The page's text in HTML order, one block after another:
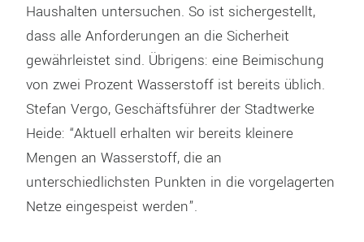
Haushalten untersuchen. So ist sichergestellt,
dass alle Anforderungen an die Sicherheit
gewährleistet sind. Übrigens: eine Beimischung
von zwei Prozent Wasserstoff ist bereits üblich.
Stefan Vergo, Geschäftsführer der Stadtwerke
Heide: “Aktuell erhalten wir bereits kleinere
Mengen an Wasserstoff, die an
unterschiedlichsten Punkten in die vorgelagerten
Netze eingespeist werden”.